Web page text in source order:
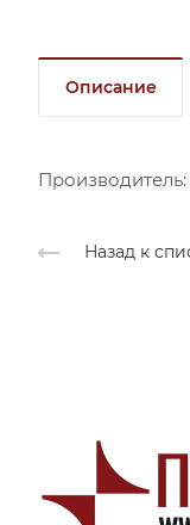
Описание
Назад к